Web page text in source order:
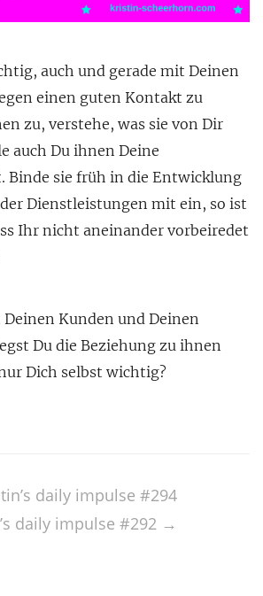
auch und gerade mit Deinen
einen guten Kontakt zu
zu, verstehe, was sie von Dir
auch Du ihnen Deine
Binde sie früh in die Entwicklung
Dienstleistungen mit ein, so ist
Ihr nicht aneinander vorbeiredet
Kunden und Deinen
Du die Beziehung zu ihnen
Dich selbst wichtig?
daily impulse #294
daily impulse #292 →